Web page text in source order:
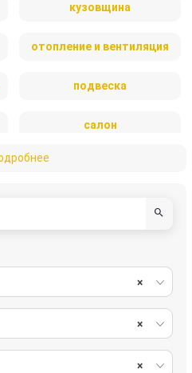
кузовщина
отопление и вентиляция
подвеска
салон
стеклоочистители
×
×
×